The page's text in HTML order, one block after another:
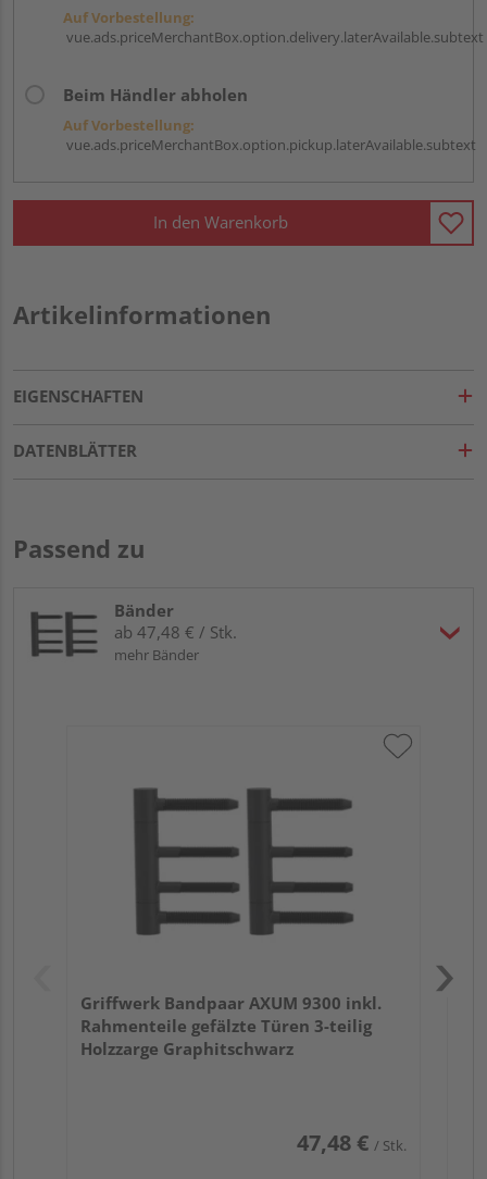
Auf Vorbestellung:
vue.ads.priceMerchantBox.option.delivery.laterAvailable.subtext
Beim Händler abholen
Auf Vorbestellung:
vue.ads.priceMerchantBox.option.pickup.laterAvailable.subtext
In den Warenkorb
Artikelinformationen
EIGENSCHAFTEN
DATENBLÄTTER
Passend zu
Bänder
ab 47,48 € / Stk.
mehr Bänder
Griffwerk Bandpaar AXUM 9300 inkl.
Rahmenteile gefälzte Türen 3-teilig
Holzzarge Graphitschwarz
47,48 € / Stk.